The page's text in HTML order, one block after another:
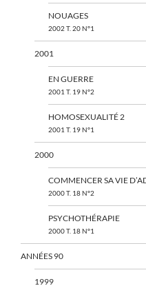
NOUAGES
2002 T. 20 N°1
2001
EN GUERRE
2001 T. 19 N°2
HOMOSEXUALITÉ 2
2001 T. 19 N°1
2000
COMMENCER SA VIE
2000 T. 18 N°2
PSYCHOTHÉRAPIE
2000 T. 18 N°1
ANNÉES 90
1999